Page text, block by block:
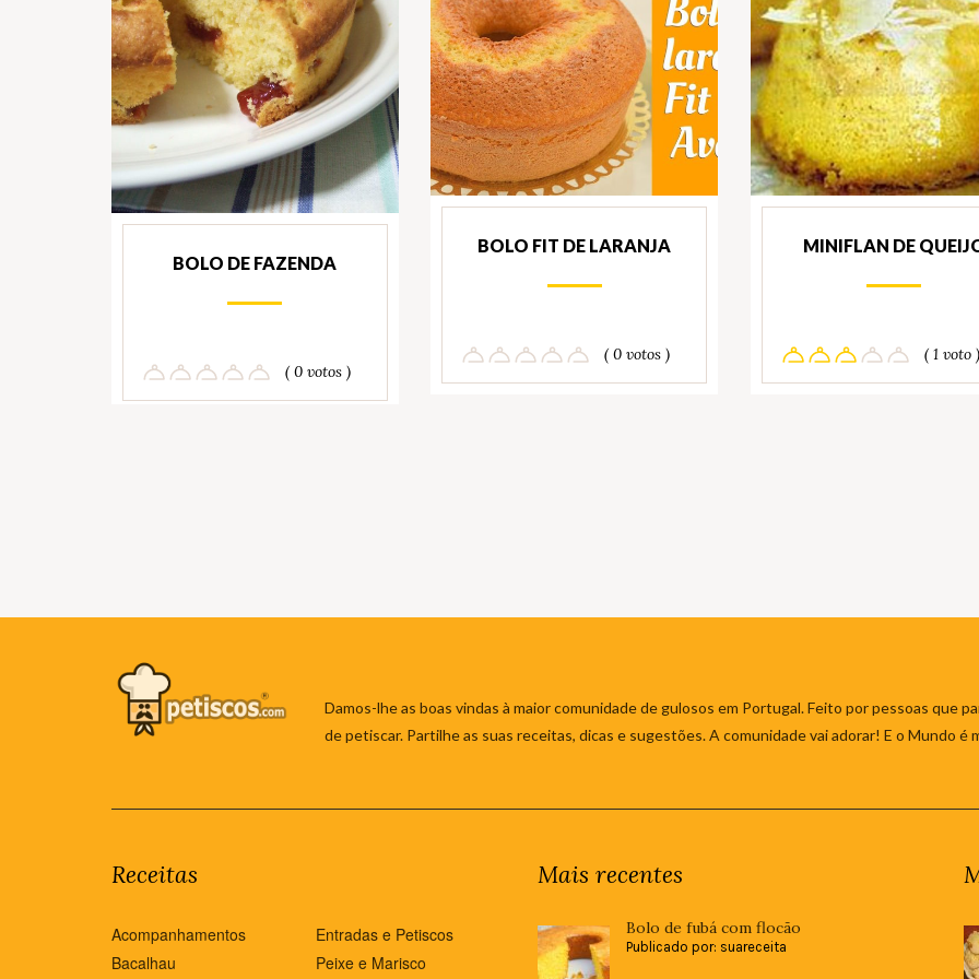
BOLO DE FAZENDA
( 0 votos )
BOLO FIT DE LARANJA
( 0 votos )
MINIFLAN DE
( 1 voto )
Damos-lhe as boas vindas à maior comunidade de gulosos em Portugal. Feito por pessoas que
de petiscar. Partilhe as suas receitas, dicas e sugestões. A comunidade vai adorar! E o Mundo é
Receitas
Acompanhamentos
Bacalhau
Entradas e Petiscos
Peixe e Marisco
Mais recentes
Bolo de fubá com flocão
Publicado por: suareceita